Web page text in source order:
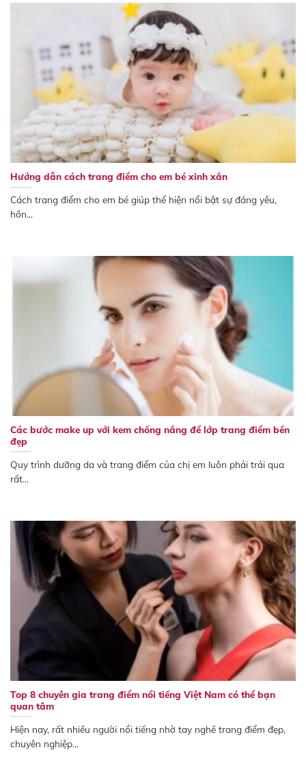
Hướng dẫn cách trang điểm cho em bé xinh xắn
Cách trang điểm cho em bé giúp thể hiện nổi bật sự đáng yêu,
hồn...
Các bước make up với kem chống nắng để lớp trang điểm bền
đẹp
Quy trình dưỡng da và trang điểm của chị em luôn phải trải qua
rất...
Top 8 chuyên gia trang điểm nổi tiếng Việt Nam có thể bạn
quan tâm
Hiện nay, rất nhiều người nổi tiếng nhờ tay nghề trang điểm đẹp,
chuyên nghiệp...